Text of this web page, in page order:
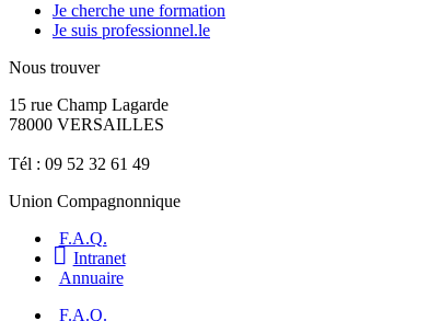
Je cherche une formation
Je suis professionnel.le
Nous trouver
15 rue Champ Lagarde
78000 VERSAILLES
Tél : 09 52 32 61 49
Union Compagnonnique
F.A.Q.
Intranet
Annuaire
F.A.Q.